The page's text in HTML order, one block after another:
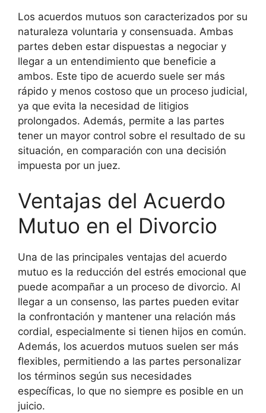
Los acuerdos mutuos son caracterizados por su
naturaleza voluntaria y consensuada. Ambas
partes deben estar dispuestas a negociar y
llegar a un entendimiento que beneficie a
ambos. Este tipo de acuerdo suele ser más
rápido y menos costoso que un proceso judicial,
ya que evita la necesidad de litigios
prolongados. Además, permite a las partes
tener un mayor control sobre el resultado de su
situación, en comparación con una decisión
impuesta por un juez.
Ventajas del Acuerdo
Mutuo en el Divorcio
Una de las principales ventajas del acuerdo
mutuo es la reducción del estrés emocional que
puede acompañar a un proceso de divorcio. Al
llegar a un consenso, las partes pueden evitar
la confrontación y mantener una relación más
cordial, especialmente si tienen hijos en común.
Además, los acuerdos mutuos suelen ser más
flexibles, permitiendo a las partes personalizar
los términos según sus necesidades
específicas, lo que no siempre es posible en un
juicio.